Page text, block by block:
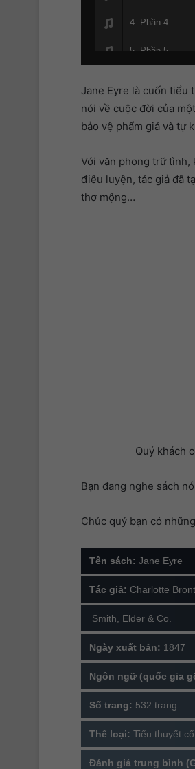
4. Phần 4
5. Phần 5
7. Phần 7
8. Phần 8
9. Phần 9
19. Phần 19
22. Phần 22
23. Phần 23
24. Phần 24
25. Phần 25
26. Phần 26
27. Phần 27
Jane Eyre là cuốn tiểu
nói về cuộc đời của
bảo vệ phẩm giá và tự
Với văn phong trữ tình,
điêu luyện, tác giả đã
thơ mộng…
Quý khách
Bạn đang nghe sách
Chúc quý bạn có
Tên sách: Jane Eyre
Tác giả: Charlotte
Smith, Elder & Co.
Ngày xuất bản: 1847
Ngôn ngữ (quốc gia
Số trang: 532 trang
Thể loại: Tiểu thuyết
Đánh giá trung bình